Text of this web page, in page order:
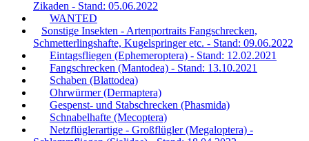
Zikaden - Stand: 05.06.2022
WANTED
Sonstige Insekten - Artenportraits Fangschrecken,
Schmetterlingshafte, Kugelspringer etc. - Stand: 09.06.2022
Eintagsfliegen (Ephemeroptera) - Stand: 12.02.2021
Fangschrecken (Mantodea) - Stand: 13.10.2021
Schaben (Blattodea)
Ohrwürmer (Dermaptera)
Gespenst- und Stabschrecken (Phasmida)
Schnabelhafte (Mecoptera)
Netzflüglerartige - Großflügler (Megaloptera) -